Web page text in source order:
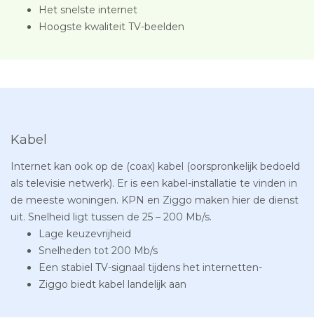
Het snelste internet
Hoogste kwaliteit TV-beelden
Kabel
Internet kan ook op de (coax) kabel (oorspronkelijk bedoeld
als televisie netwerk). Er is een kabel-installatie te vinden in
de meeste woningen. KPN en Ziggo maken hier de dienst
uit. Snelheid ligt tussen de 25 – 200 Mb/s.
Lage keuzevrijheid
Snelheden tot 200 Mb/s
Een stabiel TV-signaal tijdens het internetten-
Ziggo biedt kabel landelijk aan